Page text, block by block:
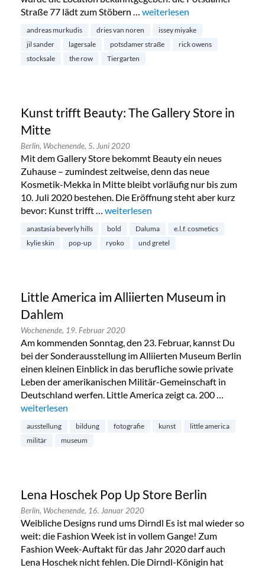
Straße 77 lädt zum Stöbern … „Endlich: Stocksale bei
weiterlesen
andreas murkudis dries van noren
issey miyake
jil sander
lagersale potsdamer straße
rick owens
stocksale
the row Tiergarten
Kunst trifft Beauty: The Gallery Store in
Mitte
Berlin, Wochenende, 5. Juni 2020
Mit dem Gallery Store bekommt Beauty ein neues
Zuhause – zumindest zeitweise, denn das neue
Kosmetik-Mekka in Mitte bleibt vorläufig nur bis zum
10. Juli 2020 bestehen. Die Eröffnung steht aber kurz
bevor: Kunst trifft … „Kunst trifft Beauty: The Gallery Store
weiterlesen
anastasia beverly hills bold Daluma
e.l.f. cosmetics
kylie skin
pop-up ryoko und gretel
Little America im Alliierten Museum in
Dahlem
Wochenende, 19. Februar 2020
Am kommenden Sonntag, den 23. Februar, kannst Du
bei der Sonderausstellung im Alliierten Museum Berlin
einen kleinen Einblick in das berufliche sowie private
Leben der amerikanischen Militär-Gemeinschaft in
Deutschland werfen. Little America zeigt ca. 200 …
„Little America im Alliierten Museum in Dahlem“
weiterlesen
ausstellung bildung fotografie kunst
little america
militär
museum
Lena Hoschek Pop Up Store Berlin
Berlin, Wochenende, 16. Januar 2020
Weibliche Designs rund ums Dirndl Es ist mal wieder so
weit: die Fashion Week ist in vollem Gange! Zum
Fashion Week-Auftakt für das Jahr 2020 darf auch
Lena Hoschek nicht fehlen. Die Dirndl-Königin hat